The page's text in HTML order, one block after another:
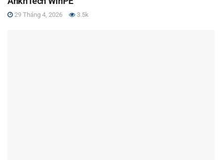
29 Tháng 4, 2026 3.5k